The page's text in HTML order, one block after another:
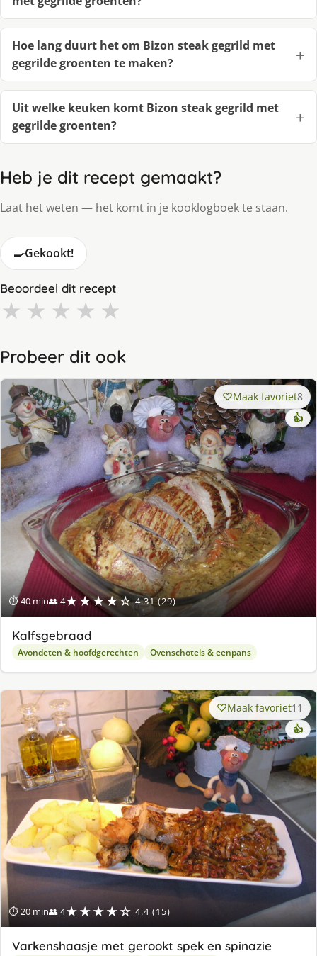
Hoe lang duurt het om Bizon steak gegrild met
gegrilde groenten te maken?
Uit welke keuken komt Bizon steak gegrild met
gegrilde groenten?
Heb je dit recept gemaakt?
Laat het weten — het komt in je kooklogboek te staan.
🍳Gekookt!
Beoordeel dit recept
★ ★ ★ ★ ★
Probeer dit ook
⏱ 40 min👥 4★★★★☆ 4.31 (29)
Maak favoriet8
👍
Kalfsgebraad
Avondeten & hoofdgerechten Ovenschotels & eenpans
⏱ 20 min👥 4★★★★☆ 4.4 (15)
Maak favoriet11
👍
Varkenshaasje met gerookt spek en spinazie